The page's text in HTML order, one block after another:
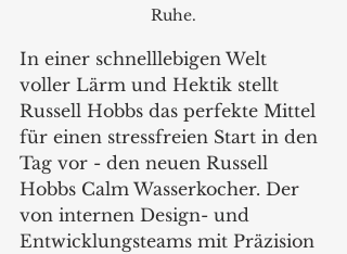
Ruhe.
In einer schnelllebigen Welt
voller Lärm und Hektik stellt
Russell Hobbs das perfekte Mittel
für einen stressfreien Start in den
Tag vor - den neuen Russell
Hobbs Calm Wasserkocher. Der
von internen Design- und
Entwicklungsteams mit Präzision